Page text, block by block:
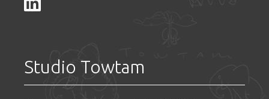
Studio Towtam